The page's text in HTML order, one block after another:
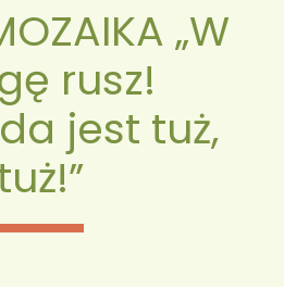
„W
rusz!
jest tuż,